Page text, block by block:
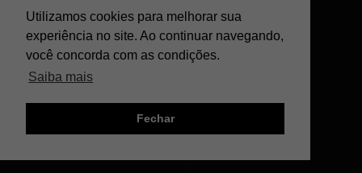
Utilizamos cookies para melhorar sua
experiência no site. Ao continuar navegando,
você concorda com as condições.
Saiba mais
Fechar
;